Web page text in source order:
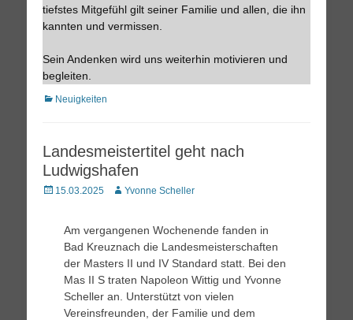
tiefstes Mitgefühl gilt seiner Familie und allen, die ihn
kannten und vermissen.
Sein Andenken wird uns weiterhin motivieren und
begleiten.
Kategorien
Neuigkeiten
Landesmeistertitel geht nach
Ludwigshafen
Posted
15.03.2025 AutorYvonne Scheller
Am vergangenen Wochenende fanden in
Bad Kreuznach die Landesmeisterschaften
der Masters II und IV Standard statt. Bei den
Mas II S traten Napoleon Wittig und Yvonne
Scheller an. Unterstützt von vielen
Vereinsfreunden, der Familie und dem